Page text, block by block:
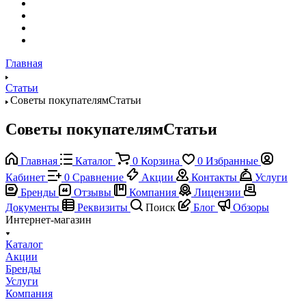
Главная
Статьи
Советы покупателямСтатьи
Советы покупателямСтатьи
Главная Каталог 0 Корзина 0 Избранные
Кабинет
0 Сравнение Акции Контакты
Услуги
Бренды
Отзывы Компания
Лицензии
Документы
Реквизиты Поиск Блог
Обзоры
Интернет-магазин
Каталог
Акции
Бренды
Услуги
Компания